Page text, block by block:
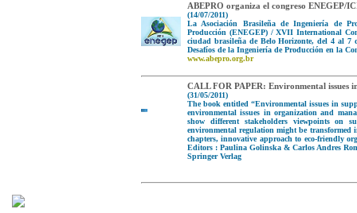
ABEPRO organiza el congreso ENEGEP/
(14/07/2011)
La Asociación Brasileña de Ingeniería de
Producción (ENEGEP) / XVII International
ciudad brasileña de Belo Horizonte, del 4 al 7
Desafíos de la Ingeniería de Producción en la
www.abepro.org.br
CALL FOR PAPER: Environmental issues
(31/05/2011)
The book entitled “Environmental issues in
environmental issues in organization and
show different stakeholders viewpoints on
environmental regulation might be transformed
chapters, innovative approach to eco-friendly
Editors : Paulina Golinska & Carlos Andres
Springer Verlag